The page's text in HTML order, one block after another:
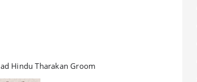
Hindu Tharakan Groom